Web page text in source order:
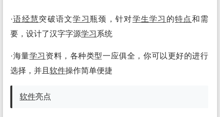
·语经慧突破语文学习瓶颈，针对学生学习 的特点和需
要，设计了汉字字源学习系统
·海量学习 资料，各种类型一应俱全，你可以更好的进行
选择，并且 软件操作简单便捷
软件亮点